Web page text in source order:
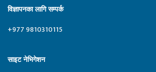
विज्ञापनका लागि सम्पर्क
+977 9810310115
साइट नेभिगेशन